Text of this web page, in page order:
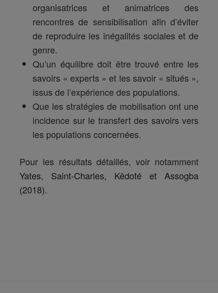
organisatrices et animatrices des
rencontres de sensibilisation afin d’éviter
de reproduire les inégalités sociales et de
genre.
Qu’un équilibre doit être trouvé entre les
savoirs « experts » et les savoir « situés »,
issus de l’expérience des populations.
Que les stratégies de mobilisation ont une
incidence sur le transfert des savoirs vers
les populations concernées.
Pour les résultats détaillés, voir notamment
Yates, Saint-Charles, Kêdoté et Assogba
(2018).